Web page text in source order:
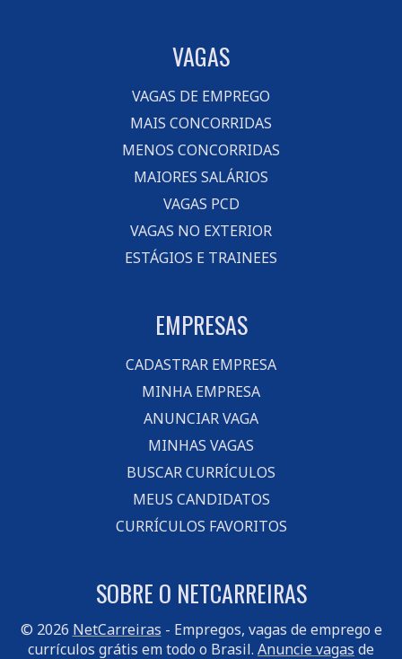
VAGAS
VAGAS DE EMPREGO
MAIS CONCORRIDAS
MENOS CONCORRIDAS
MAIORES SALÁRIOS
VAGAS PCD
VAGAS NO EXTERIOR
ESTÁGIOS E TRAINEES
EMPRESAS
CADASTRAR EMPRESA
MINHA EMPRESA
ANUNCIAR VAGA
MINHAS VAGAS
BUSCAR CURRÍCULOS
MEUS CANDIDATOS
CURRÍCULOS FAVORITOS
SOBRE O NETCARREIRAS
© 2026 NetCarreiras - Empregos, vagas de emprego e
currículos grátis em todo o Brasil. Anuncie vagas de